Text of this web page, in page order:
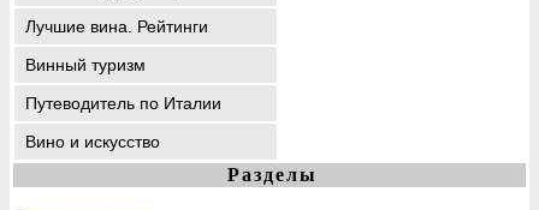
Лучшие вина. Рейтинги
Винный туризм
Путеводитель по Италии
Вино и искусство
Разделы